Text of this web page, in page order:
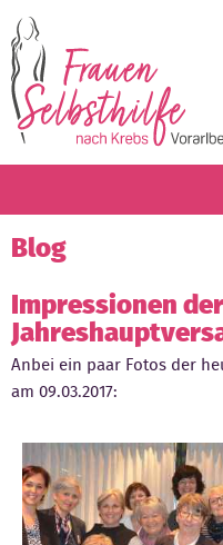
Termine
Angebot
Wissenswertes
Mitglied werden
Kontakt
Blog
Impressionen der
Anbei ein paar Fotos der
am 09.03.2017: